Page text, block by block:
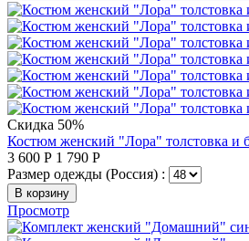
Скидка 50%
Костюм женский "Лора" толстовка и
3 600 Р 1 790 Р
Размер одежды (Россия) :
В корзину
Просмотр